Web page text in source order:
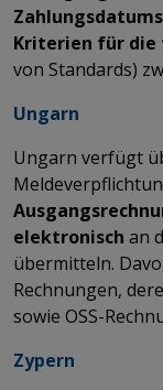
Kriterien für die
von Standards)
Ungarn
Ungarn verfügt
elektronisch an
übermitteln.
Rechnungen,
sowie OSS-
Zypern